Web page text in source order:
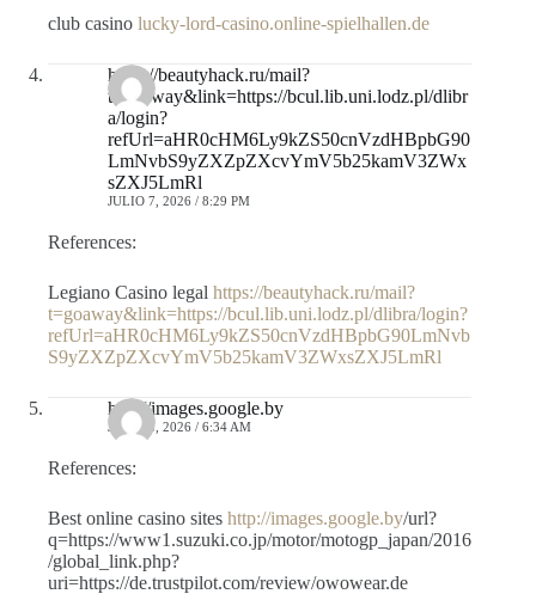
club casino lucky-lord-casino.online-spielhallen.de
https://beautyhack.ru/mail?
t=goaway&link=https://bcul.lib.uni.lodz.pl/dlibr
a/login?
refUrl=aHR0cHM6Ly9kZS50cnVzdHBpbG90
LmNvbS9yZXZpZXcvYmV5b25kamV3ZWx
sZXJ5LmRl
JULIO 7, 2026 / 8:29 PM
References:
Legiano Casino legal https://beautyhack.ru/mail?
t=goaway&link=https://bcul.lib.uni.lodz.pl/dlibra/login?
refUrl=aHR0cHM6Ly9kZS50cnVzdHBpbG90LmNvb
S9yZXZpZXcvYmV5b25kamV3ZWxsZXJ5LmRl
http://images.google.by
JULIO 8, 2026 / 6:34 AM
References:
Best online casino sites http://images.google.by/url?
q=https://www1.suzuki.co.jp/motor/motogp_japan/2016
/global_link.php?
uri=https://de.trustpilot.com/review/owowear.de